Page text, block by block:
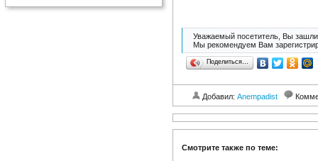
Уважаемый посетитель, Вы зашли
Мы рекомендуем Вам
Поделиться…
Добавил: Anempadist
Смотрите также по теме: